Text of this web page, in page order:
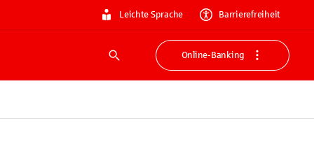
Leichte Sprache Barrierefreiheit
Suche
Online-Banking